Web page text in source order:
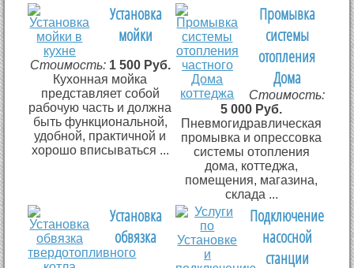
Установка
мойки
Стоимость: 1 500 Руб.
Кухонная мойка
представляет собой
рабочую часть и должна
быть функциональной,
удобной, практичной и
хорошо вписываться ...
Промывка
системы
отопления
Дома
Стоимость:
5 000 Руб.
Пневмогидравлическая
промывка и опрессовка
системы отопления
дома, коттеджа,
помещения, магазина,
склада ...
Установка
обвязка
Подключение
насосной
станции